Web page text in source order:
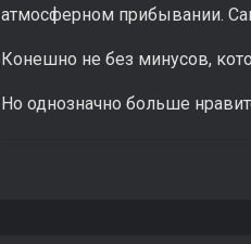
атмосферном прибывании.
Конешно не без минусов,
Но однозначно больше